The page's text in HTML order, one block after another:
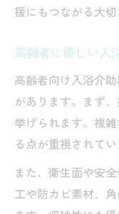
高齢者の
入浴介助
介助者に
援にもつながる大切
高齢者に優しい入
高齢者向け入浴介
があります。まず
挙げられます。複
る点が重視されてい
また、衛生面や安
工や防カビ素材、